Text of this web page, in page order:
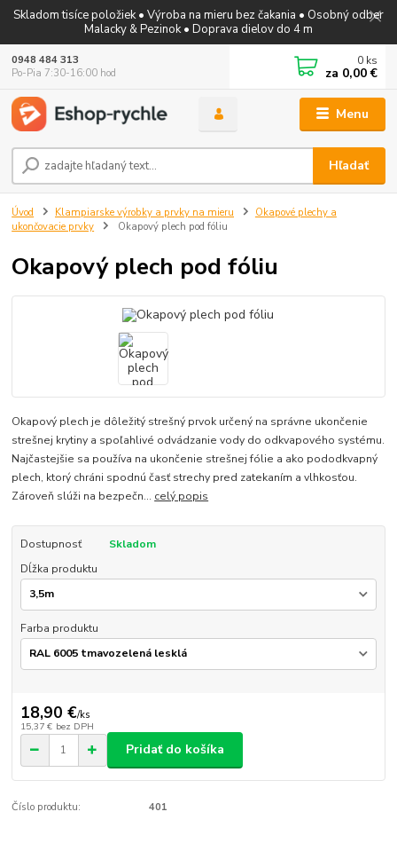
Skladom tisíce položiek • Výroba na mieru bez čakania • Osobný odber
Malacky & Pezinok • Doprava dielov do 4 m
Menu
Hľadať
0948 484 313
Po-Pia 7:30-16:00 hod
0 ks
za 0,00 €
Úvod Klampiarske výrobky a prvky na mieru
Okapové plechy a
ukončovacie prvky
Okapový plech pod fóliu
Okapový plech pod fóliu
Okapový plech je dôležitý strešný prvok určený na správne ukončenie
strešnej krytiny a spoľahlivé odvádzanie vody do odkvapového systému.
Najčastejšie sa používa na ukončenie strešnej fólie a ako pododkvapný
plech, ktorý chráni spodnú časť strechy pred zatekaním a vlhkosťou.
Zároveň slúži na bezpečn... celý popis
Dostupnosť
Skladom
Dĺžka produktu
Farba produktu
18,90 €/ks
15,37 € bez DPH
Pridať do košíka
Číslo produktu: 401